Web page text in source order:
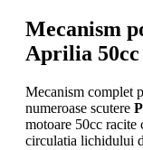
Mecanism
Aprilia 50cc
Mecanism complet
numeroase scutere
motoare 50cc racite
circulatia lichidului